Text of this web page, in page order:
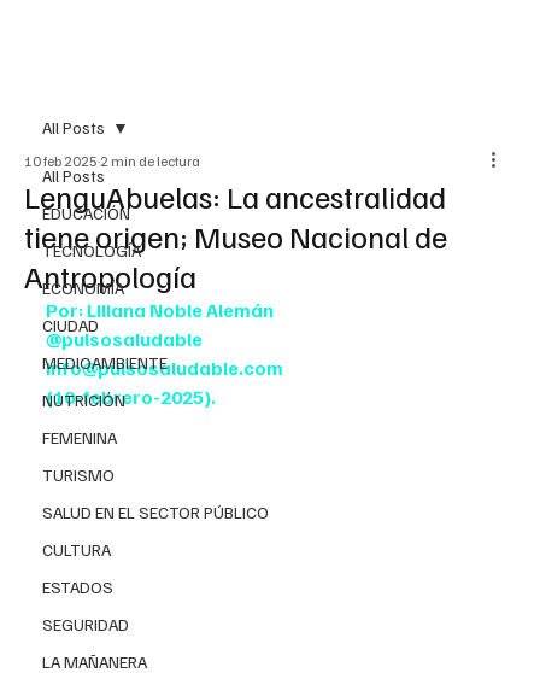
All Posts
EDUCACIÓN
TECNOLOGÍA
ECONOMÍA
CIUDAD
MEDIOAMBIENTE
NUTRICIÓN
FEMENINA
TURISMO
SALUD EN EL SECTOR PÚBLICO
CULTURA
ESTADOS
SEGURIDAD
LA MAÑANERA
All Posts
LenguAbuelas: La ancestralidad
tiene origen; Museo Nacional de
Antropología
10 feb 2025 2 min de lectura
Por: Liliana Noble Alemán
@pulsosaludable
info@pulsosaludable.com
(10-febrero-2025).